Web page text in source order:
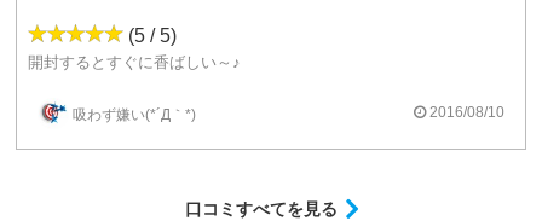
(5 / 5)
開封するとすぐに香ばしい～♪
次回は味の変化も楽しみたいのでスティープはしてみようと思います。
ワコンダと比べるとタバコ感は全く無いのでワコンダは苦手、でもコーヒー系を攻めてみたいって方にはオススメします。
吸わず嫌い(*´Д｀*) 2016/08/10
口コミすべてを見る